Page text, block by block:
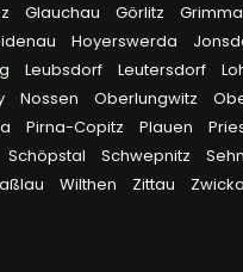
Glauchau Görlitz Grimma
Hoyerswerda
Leubsdorf Leutersdorf
Nossen Oberlungwitz
Pirna-Copitz Plauen
Schöpstal Schwepnitz
Wilthen Zittau